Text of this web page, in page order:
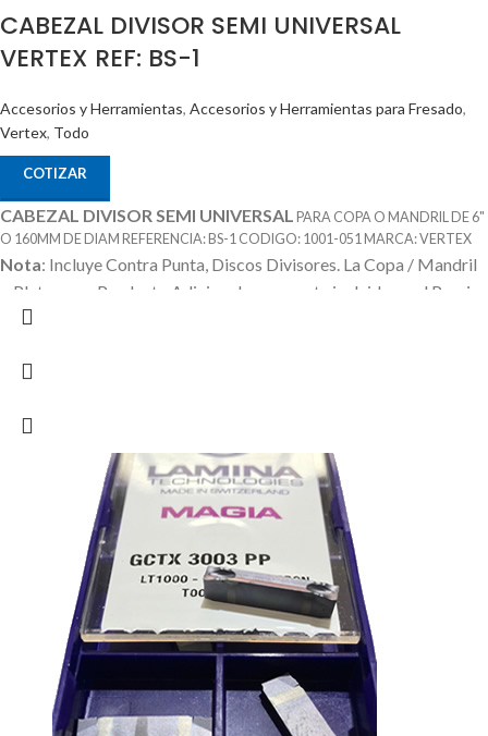
CABEZAL DIVISOR SEMI UNIVERSAL
VERTEX REF: BS-1
Accesorios y Herramientas, Accesorios y Herramientas para Fresado,
Vertex, Todo
COTIZAR
CABEZAL DIVISOR SEMI UNIVERSAL PARA COPA O MANDRIL DE 6"
O 160MM DE DIAM REFERENCIA: BS-1 CODIGO: 1001-051 MARCA: VERTEX
Nota: Incluye Contra Punta, Discos Divisores. La Copa / Mandril
o Plato es un Producto Adicional que no esta incluido en el Precio